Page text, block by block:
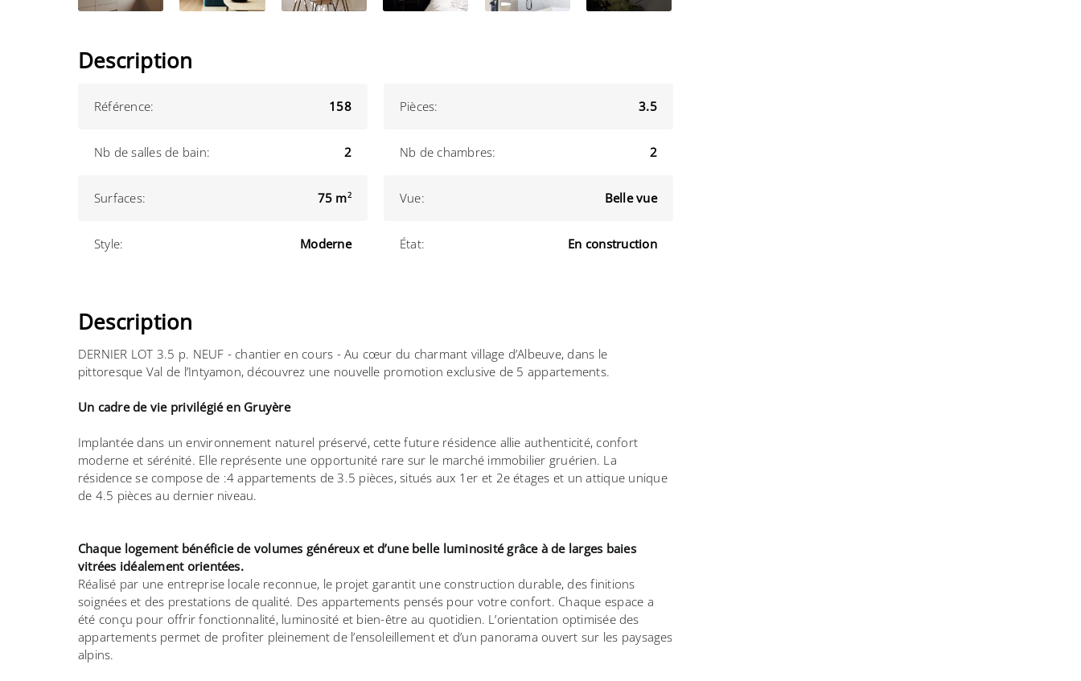
Description
Référence: 158 Pièces: 3.5
Nb de salles de bain: 2 Nb de chambres: 2
Surfaces: 75 m2 Vue: Belle vue
Style: Moderne État: En construction
Description
DERNIER LOT 3.5 p. NEUF - chantier en cours - Au cœur du charmant village d’Albeuve, dans le
pittoresque Val de l’Intyamon, découvrez une nouvelle promotion exclusive de 5 appartements.
Un cadre de vie privilégié en Gruyère
Implantée dans un environnement naturel préservé, cette future résidence allie authenticité, confort
moderne et sérénité. Elle représente une opportunité rare sur le marché immobilier gruérien. La
résidence se compose de :4 appartements de 3.5 pièces, situés aux 1er et 2e étages et unattique unique
de 4.5 pièces au dernier niveau.
Chaque logement bénéficie de volumes généreux et d’une belle luminosité grâce à de larges baies
vitrées idéalement orientées.
Réalisé par une entreprise locale reconnue, le projet garantit une construction durable, des finitions
soignées et des prestations de qualité. Des appartements pensés pour votre confort. Chaque espace a
été conçu pour offrir fonctionnalité, luminosité et bien-être au quotidien. L’orientation optimisée des
appartements permet de profiter pleinement de l’ensoleillement et d’un panorama ouvert sur les paysages
alpins.